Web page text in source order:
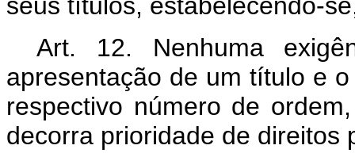
Art. 12. Nenhuma
apresentação de um título e
respectivo número de
decorra prioridade de direitos